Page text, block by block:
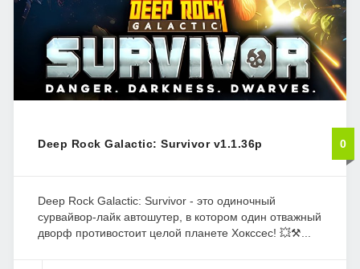
Deep Rock Galactic: Survivor v1.1.36p 0
Deep Rock Galactic: Survivor - это одиночный
сурвайвор-лайк автошутер, в котором один отважный
дворф противостоит целой планете Хокссес! 💥⚒️...